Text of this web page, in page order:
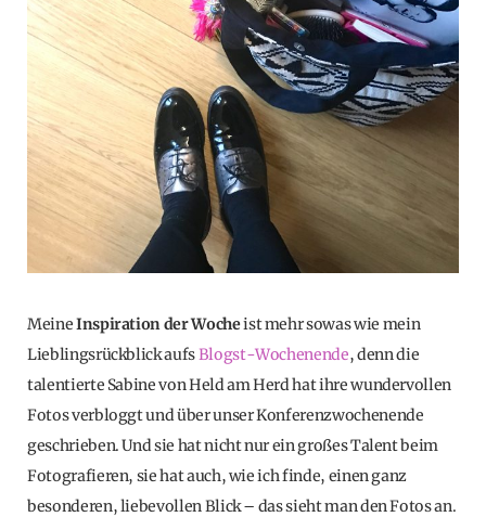
MeineInspiration der Wocheist mehr sowas wie mein
Lieblingsrückblick aufsBlogst-Wochenende, denn die
talentierte Sabine von Held am Herd hat ihre wundervollen
Fotos verbloggt und über unser Konferenzwochenende
geschrieben. Und sie hat nicht nur ein großes Talent beim
Fotografieren, sie hat auch, wie ich finde, einen ganz
besonderen, liebevollen Blick – das sieht man den Fotos an.